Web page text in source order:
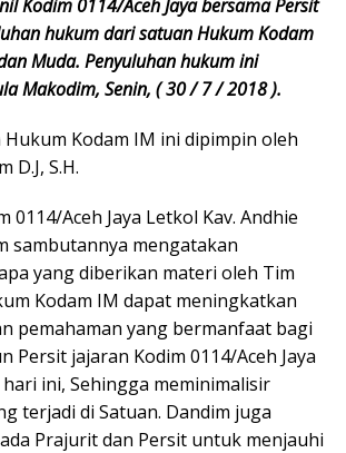
Kodim 0114/Aceh Jaya bersama Persit
hukum dari satuan Hukum Kodam
Muda. Penyuluhan hukum ini
Makodim, Senin, ( 30 / 7 / 2018 ).
Kodam IM ini dipimpin oleh
D.J, S.H.
0114/Aceh Jaya Letkol Kav. Andhie
sambutannya mengatakan
yang diberikan materi oleh Tim
Kodam IM dapat meningkatkan
pemahaman yang bermanfaat bagi
Persit jajaran Kodim 0114/Aceh Jaya
ini, Sehingga meminimalisir
terjadi di Satuan. Dandim juga
Prajurit dan Persit untuk menjauhi